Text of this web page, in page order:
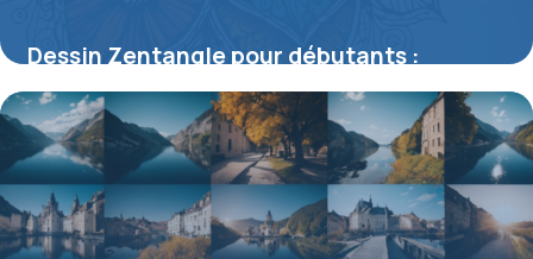
Dessin Zentangle pour débutants :
techniques simples pour des motifs
apaisants
21 mai 2026